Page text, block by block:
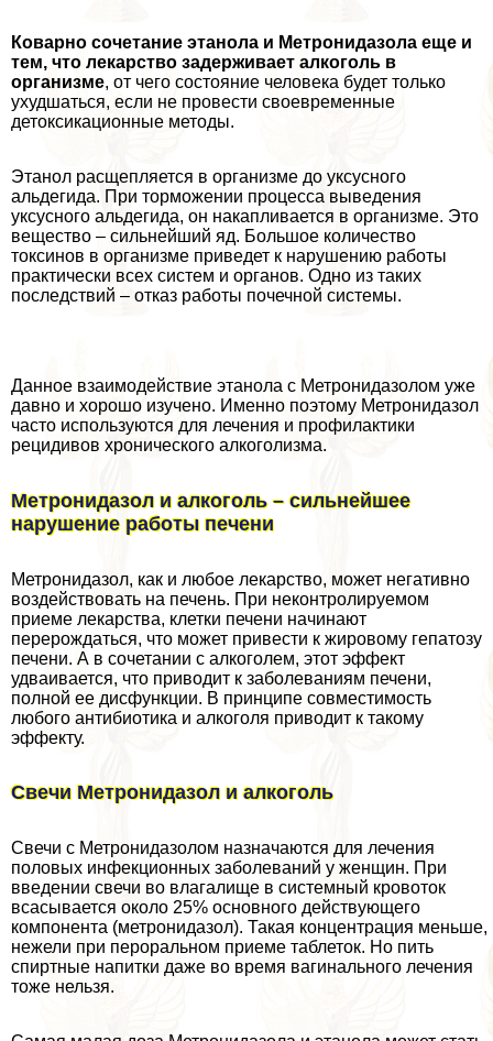
Коварно сочетание этанола и Метронидазола еще и
тем, что лекарство задерживает алкоголь в
организме, от чего состояние человека будет только
ухудшаться, если не провести своевременные
детоксикационные методы.
Этанол расщепляется в организме до уксусного
альдегида. При торможении процесса выведения
уксусного альдегида, он накапливается в организме. Это
вещество – сильнейший яд. Большое количество
токсинов в организме приведет к нарушению работы
пpaктически всех систем и органов. Одно из таких
последствий – отказ работы почечной системы.
Данное взаимодействие этанола с Метронидазолом уже
давно и хорошо изучено. Именно поэтому Метронидазол
часто используются для лечения и профилактики
рецидивов хронического алкоголизма.
Метронидазол и алкоголь – сильнейшее
нарушение работы печени
Метронидазол, как и любое лекарство, может негативно
воздействовать на печень. При неконтролируемом
приеме лекарства, клетки печени начинают
перерождаться, что может привести к жировому гепатозу
печени. А в сочетании с алкоголем, этот эффект
удваивается, что приводит к заболеваниям печени,
полной ее дисфункции. В принципе совместимость
любого антибиотика и алкоголя приводит к такому
эффекту.
Свечи Метронидазол и алкоголь
Свечи с Метронидазолом назначаются для лечения
пoлoвых инфекционных заболеваний у женщин. При
введении свечи во влагалище в системный кровоток
всасывается около 25% основного действующего
компонента (метронидазол). Такая концентрация меньше,
нежели при перopaльном приеме таблеток. Но пить
спиртные напитки даже во время вaгинального лечения
тоже нельзя.